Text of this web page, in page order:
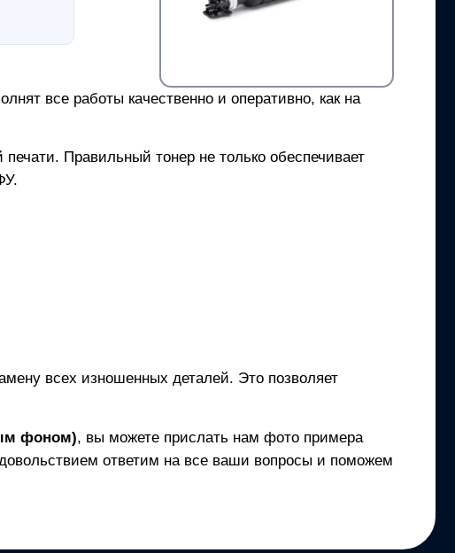
все работы качественно и оперативно, как на
печати. Правильный тонер не только обеспечивает
всех изношенных деталей. Это позволяет
фоном), вы можете прислать нам фото примера
ответим на все ваши вопросы и поможем